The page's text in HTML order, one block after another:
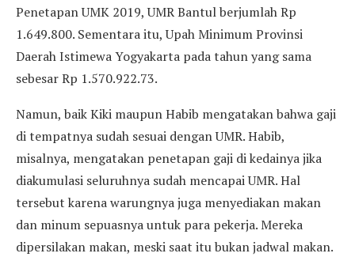
Penetapan UMK 2019, UMR Bantul berjumlah Rp
1.649.800. Sementara itu, Upah Minimum Provinsi
Daerah Istimewa Yogyakarta pada tahun yang sama
sebesar Rp 1.570.922.73.
Namun, baik Kiki maupun Habib mengatakan bahwa gaji
di tempatnya sudah sesuai dengan UMR. Habib,
misalnya, mengatakan penetapan gaji di kedainya jika
diakumulasi seluruhnya sudah mencapai UMR. Hal
tersebut karena warungnya juga menyediakan makan
dan minum sepuasnya untuk para pekerja. Mereka
dipersilakan makan, meski saat itu bukan jadwal makan.